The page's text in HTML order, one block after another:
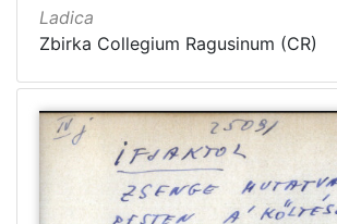
Ladica
Zbirka Collegium Ragusinum (CR)